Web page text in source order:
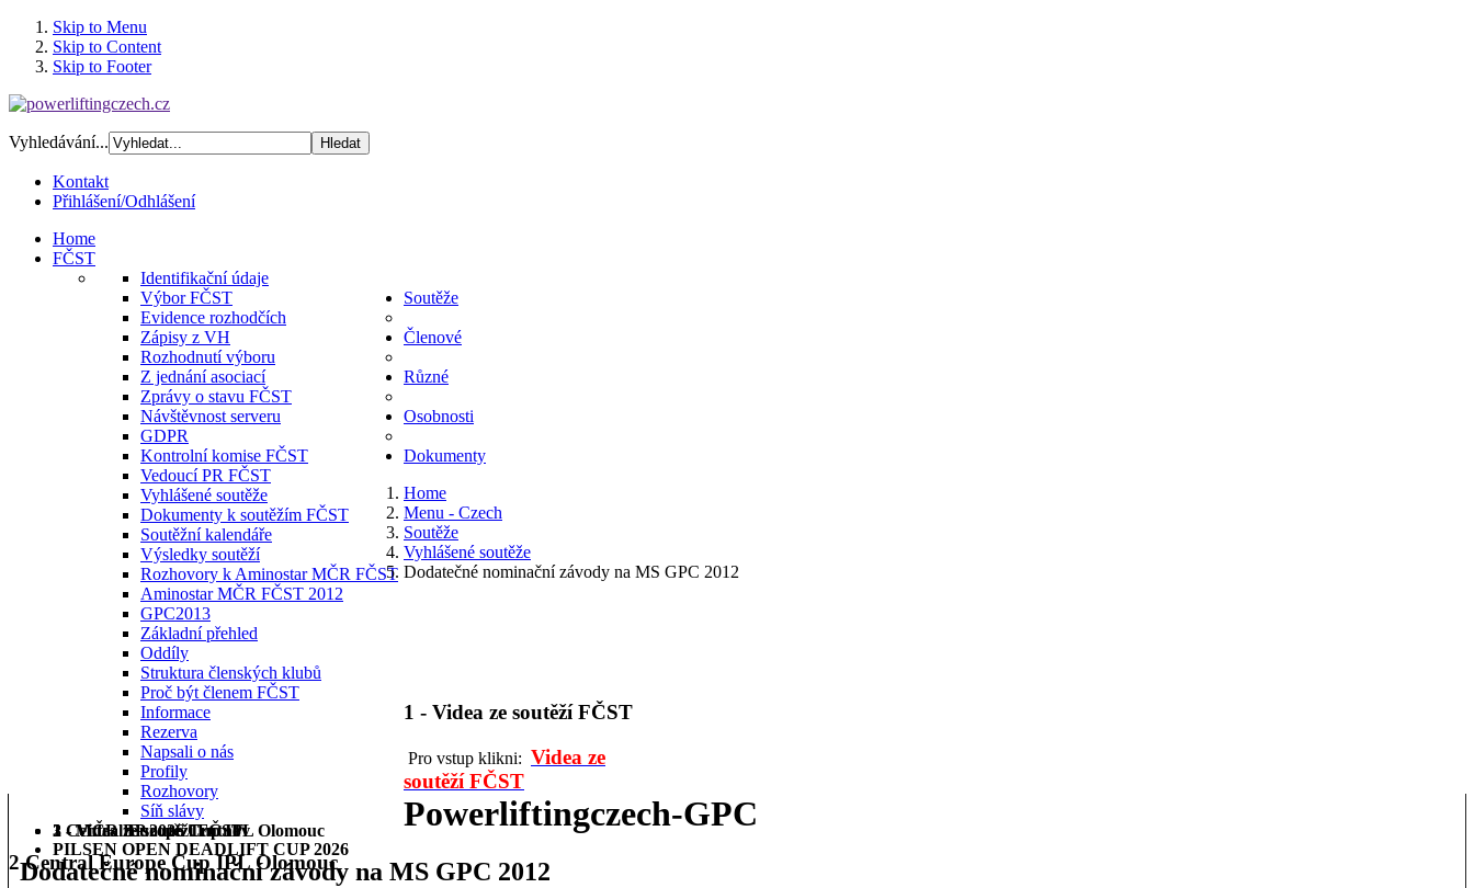
Skip to Menu
Skip to Content
Skip to Footer
Vyhledávání...
Kontakt
Přihlášení/Odhlášení
Home
FČST
Identifikační údaje
Výbor FČST
Evidence rozhodčích
Zápisy z VH
Rozhodnutí výboru
Z jednání asociací
Zprávy o stavu FČST
Návštěvnost serveru
GDPR
Kontrolní komise FČST
Vedoucí PR FČST
Soutěže
Vyhlášené soutěže
Dokumenty k soutěžím FČST
Soutěžní kalendáře
Výsledky soutěží
Rozhovory k Aminostar MČR FČST
Aminostar MČR FČST 2012
GPC2013
Členové
Základní přehled
Oddíly
Struktura členských klubů
Proč být členem FČST
Různé
Informace
Rezerva
Osobnosti
Napsali o nás
Profily
Rozhovory
Síň slávy
Dokumenty
Home
Menu - Czech
Soutěže
Vyhlášené soutěže
Dodatečné nominační závody na MS GPC 2012
1 - Videa ze soutěží FČST
2 Central Europe Cup IPL Olomouc
3 - MČR BP 2026 Trutnov
PILSEN OPEN DEADLIFT CUP 2026
1 - Videa ze soutěží FČST
Pro vstup klikni: Videa ze
soutěží FČST
2 Central Europe Cup IPL Olomouc
Powerliftingczech-GPC
Dodatečné nominační závody na MS GPC 2012